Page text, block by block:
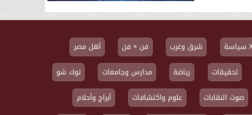
شرق وغرب فن × فن
أهل مصر
تحقيقات رياضة مدارس وجامعات
توك شو
صوت النقابات علوم واكتشافات أبراج وأحلام